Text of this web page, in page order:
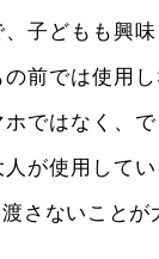
子どもも興
前では使用
ではなく、
が使用して
さないことが